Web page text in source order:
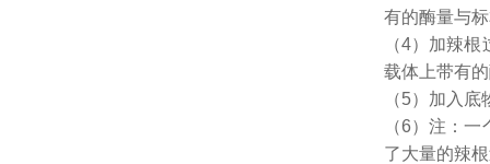
有的酶量与
（4）加辣
载体上带有
（5）加入
（6）注：
了大量的辣